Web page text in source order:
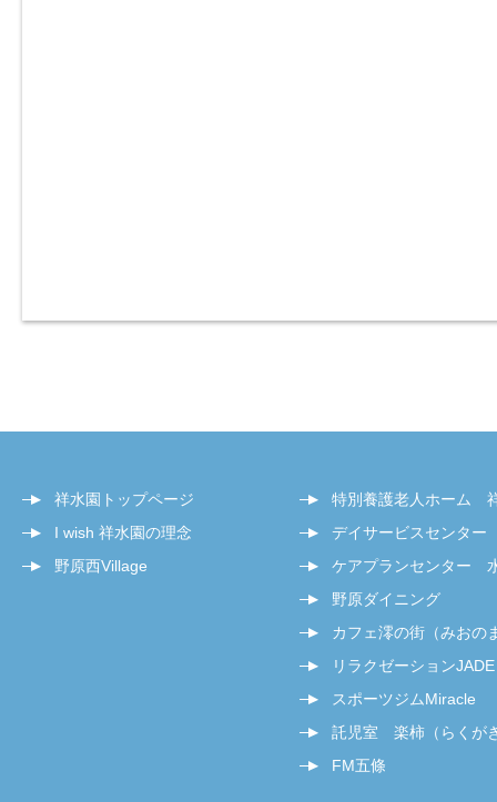
祥水園トップページ
I wish 祥水園の理念
野原西Village
特別養護老人ホーム
デイサービスセンタ
ケアプランセンター
野原ダイニング
カフェ澪の街（みおの
リラクゼーションJADE
スポーツジムMiracle
託児室 楽柿（らくが
FM五條